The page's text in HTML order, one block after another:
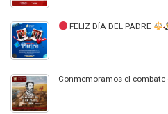
FELIZ DÍA DEL PADRE
Conmemoramos el combate